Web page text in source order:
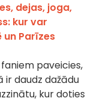
dejas, joga,
kur var
Parīzes
paveicies,
ir daudz dažādu
kur doties